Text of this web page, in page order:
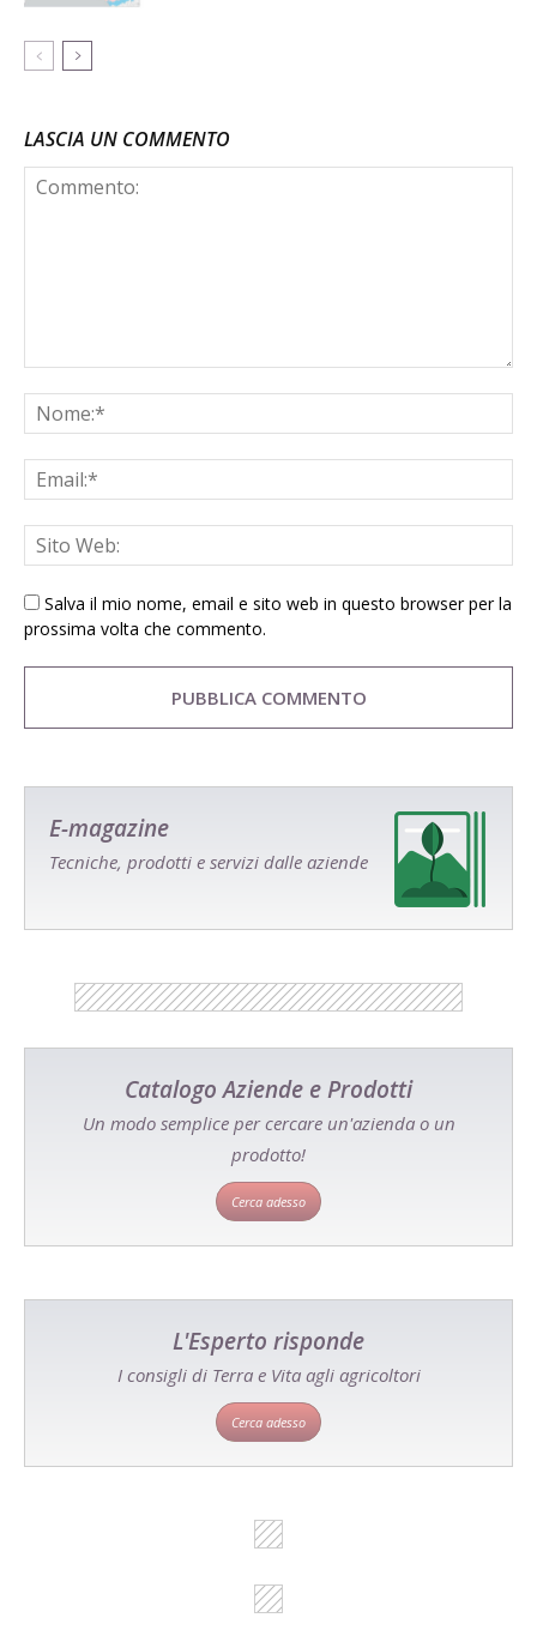
LASCIA UN COMMENTO
Salva il mio nome, email e sito web in questo browser per la
prossima volta che commento.
E-magazine
Tecniche, prodotti e servizi dalle aziende
Catalogo Aziende e Prodotti
Un modo semplice per cercare un'azienda o un
prodotto!
Cerca adesso
L'Esperto risponde
I consigli di Terra e Vita agli agricoltori
Cerca adesso